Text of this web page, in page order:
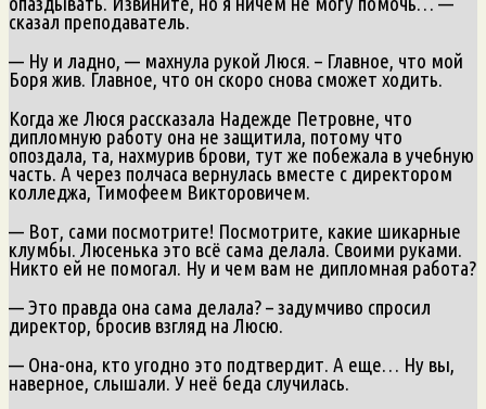
сказал преподаватель.
— Ну и ладно, — махнула рукой Люся. – Главное, что мой
Боря жив. Главное, что он скоро снова сможет ходить.
Когда же Люся рассказала Надежде Петровне, что
дипломную работу она не защитила, потому что
опоздала, та, нахмурив брови, тут же побежала в учебную
часть. А через полчаса вернулась вместе с директором
колледжа, Тимофеем Викторовичем.
— Вот, сами посмотрите! Посмотрите, какие шикарные
клумбы. Люсенька это всё сама делала. Своими руками.
Никто ей не помогал. Ну и чем вам не дипломная работа?
— Это правда она сама делала? – задумчиво спросил
директор, бросив взгляд на Люсю.
— Она-она, кто угодно это подтвердит. А еще… Ну вы,
наверное, слышали. У неё беда случилась.